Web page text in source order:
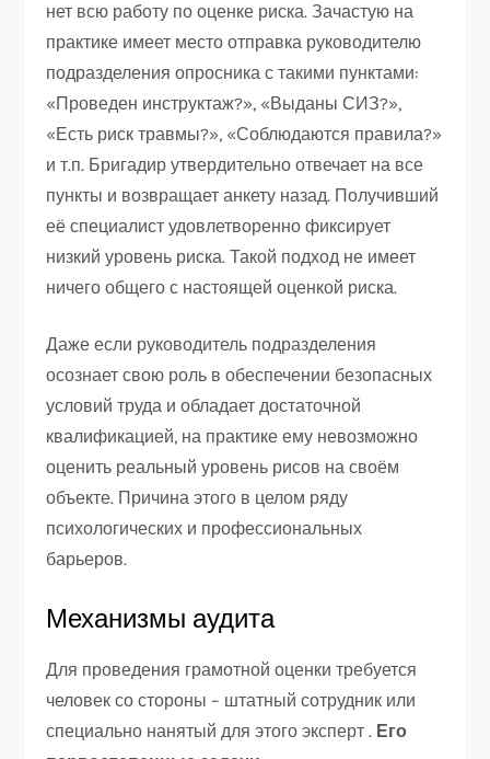
нет всю работу по оценке риска. Зачастую на
практике имеет место отправка руководителю
подразделения опросника с такими пунктами:
«Проведен инструктаж?», «Выданы СИЗ?»,
«Есть риск травмы?», «Соблюдаются правила?»
и т.п. Бригадир утвердительно отвечает на все
пункты и возвращает анкету назад. Получивший
её специалист удовлетворенно фиксирует
низкий уровень риска. Такой подход не имеет
ничего общего с настоящей оценкой риска.
Даже если руководитель подразделения
осознает свою роль в обеспечении безопасных
условий труда и обладает достаточной
квалификацией, на практике ему невозможно
оценить реальный уровень рисов на своём
объекте. Причина этого в целом ряду
психологических и профессиональных
барьеров.
Механизмы аудита
Для проведения грамотной оценки требуется
человек со стороны – штатный сотрудник или
специально нанятый для этого эксперт . Его